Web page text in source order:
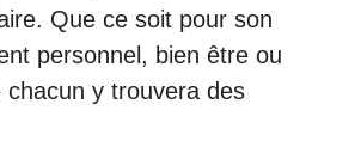
Que ce soit pour son
personnel, bien être ou
chacun y trouvera des